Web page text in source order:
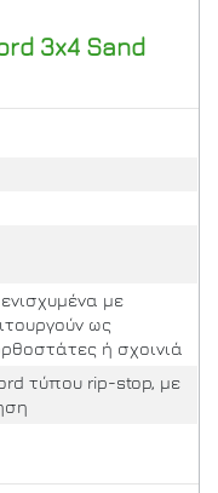
3x4 Sand
με
ως
ή σχοινιά
τύπου rip-stop, με